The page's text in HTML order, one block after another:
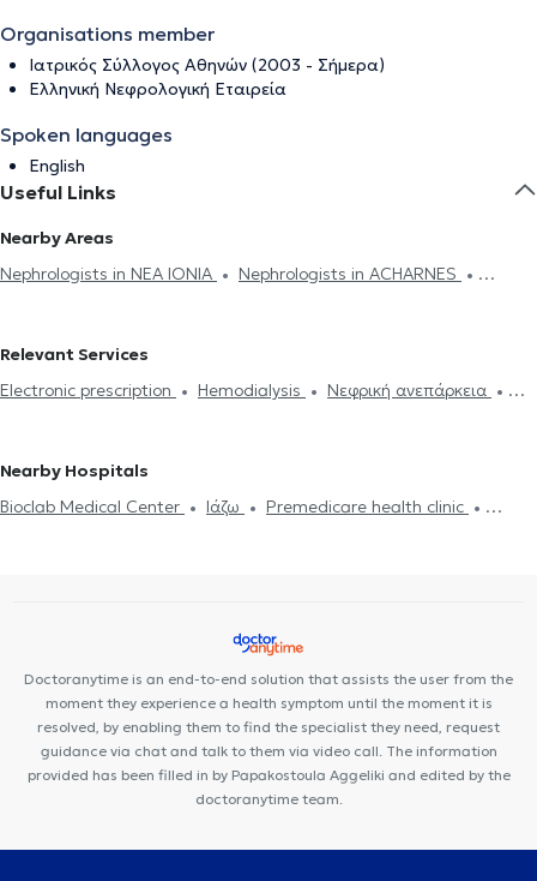
Organisations member
Ιατρικός Σύλλογος Αθηνών (2003 - Σήμερα)
Ελληνική Νεφρολογική Εταιρεία
Spoken languages
English
Useful Links
Nearby Areas
Nephrologists in NEA IONIA
Nephrologists in ACHARNES
AMPELOKIPOI
Nephrologists in PANORMOU
ATHENS
Nephrologists in CHALANDRI
Nephrologists in
AGIOS DIMITRIOS
Nephrologists in KALLITHEA
Nephrologists in
Relevant Services
Electronic prescription
Hemodialysis
Νεφρική ανεπάρκεια
Nearby Hospitals
Bioclab Medical Center
Ιάζω
Premedicare health clinic
Doctoranytime is an end-to-end solution that assists the user from the
moment they experience a health symptom until the moment it is
resolved, by enabling them to find the specialist they need, request
guidance via chat and talk to them via video call. The information
provided has been filled in by Papakostoula Aggeliki and edited by the
doctoranytime team.